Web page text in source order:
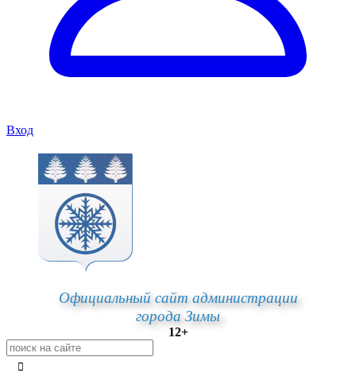
Вход
Официальный сайт администрации
города Зимы
12+